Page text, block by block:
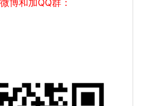
博和加QQ群：